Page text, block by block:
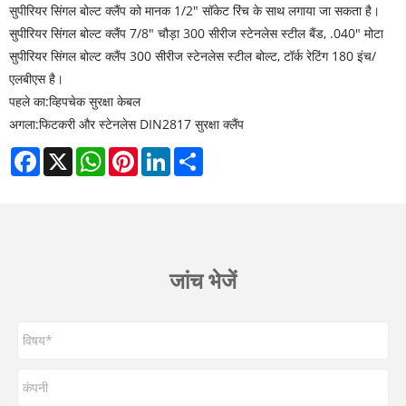
सुपीरियर सिंगल बोल्ट क्लैंप को मानक 1/2" सॉकेट रिंच के साथ लगाया जा सकता है।
सुपीरियर सिंगल बोल्ट क्लैंप 7/8" चौड़ा 300 सीरीज स्टेनलेस स्टील बैंड, .040" मोटा
सुपीरियर सिंगल बोल्ट क्लैंप 300 सीरीज स्टेनलेस स्टील बोल्ट, टॉर्क रेटिंग 180 इंच/
एलबीएस है।
पहले का:व्हिपचेक सुरक्षा केबल
अगला:फिटकरी और स्टेनलेस DIN2817 सुरक्षा क्लैंप
Facebook
X WhatsAppPinterestLinkedIn
जांच भेजें